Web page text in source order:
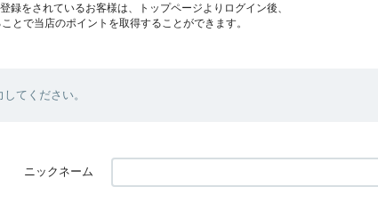
録をされているお客様は、トップページよりログイン後、
とで当店のポイントを取得することができます。
てください。
ニックネーム